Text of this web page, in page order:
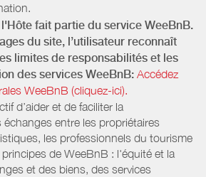
fait partie du service WeeBnB.
du site, l’utilisateur reconnaît
limites de responsabilités et les
des services WeeBnB: Accédez
WeeBnB (cliquez-ici).
d’aider et de faciliter la
entre les propriétaires
les professionnels du tourisme
de WeeBnB : l'équité et la
et des biens, des services